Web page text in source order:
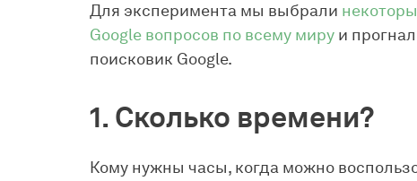
Для эксперимента мы выбрали
Google вопросов по всему миру и
поисковик Google.
1. Сколько времени?
Кому нужны часы, когда можно